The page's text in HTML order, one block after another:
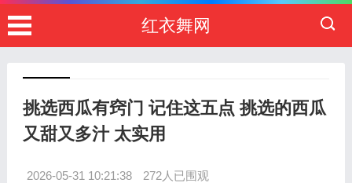
红衣舞网
挑选西瓜有窍门 记住这五点 挑选的西瓜
又甜又多汁 太实用
2026-05-31 10:21:38 272人已围观